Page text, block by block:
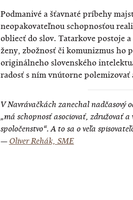
Podmanivé a šťavnaté príbehy
neopakovateľnou schopnosťou
obliecť do slov. Tatarkove postoje
ženy, zbožnosť či komunizmus ho
originálneho slovenského
radosť s ním vnútorne polemizovať
V Navrávačkách zanechal nadčasový
„má schopnosť asociovať, združovať
spoločenstvo“. A to sa o veľa
—Oliver Rehák, SME